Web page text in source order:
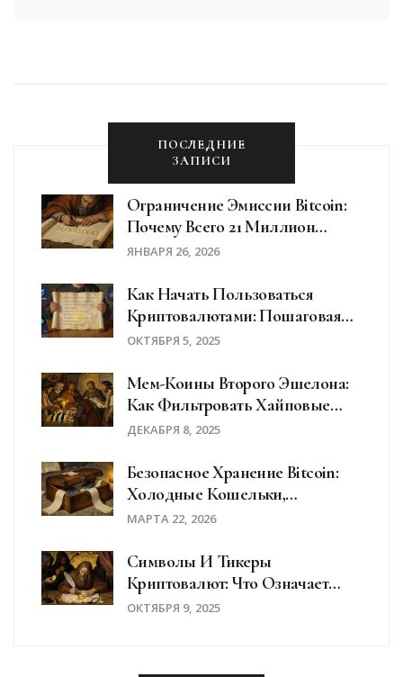
ПОСЛЕДНИЕ
ЗАПИСИ
Ограничение Эмиссии Bitcoin:
Почему Всего 21 Миллион
Монет
ЯНВАРЯ 26, 2026
Как Начать Пользоваться
Криптовалютами: Пошаговая
Инструкция Для Новичков
ОКТЯБРЯ 5, 2025
Мем-Коины Второго Эшелона:
Как Фильтровать Хайповые
Проекты И Не Остаться Без
ДЕКАБРЯ 8, 2025
Безопасное Хранение Bitcoin:
Холодные Кошельки,
Мультисиг И Бэкап Ключей
МАРТА 22, 2026
Символы И Тикеры
Криптовалют: Что Означает
BTC, ETH И Другие
ОКТЯБРЯ 9, 2025